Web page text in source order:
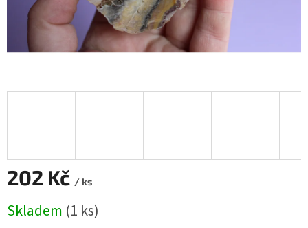
202 Kč / ks
cena:
Skladem (1 ks)